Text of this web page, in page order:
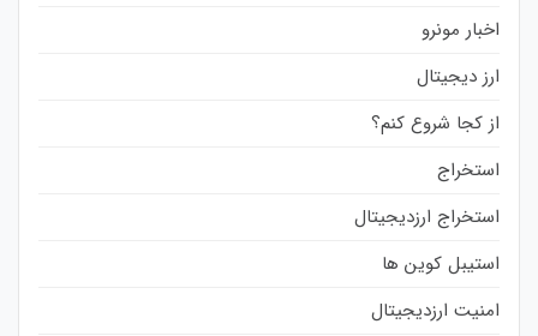
اخبار مونرو
ارز دیجیتال
از کجا شروع کنم؟
استخراج
استخراج ارزدیجیتال
استیبل کوین ها
امنیت ارزدیجیتال